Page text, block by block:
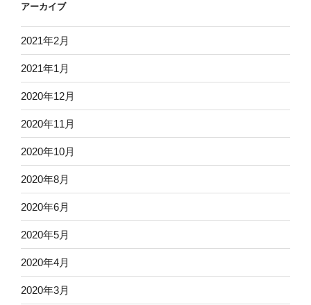
アーカイブ
2021年2月
2021年1月
2020年12月
2020年11月
2020年10月
2020年8月
2020年6月
2020年5月
2020年4月
2020年3月